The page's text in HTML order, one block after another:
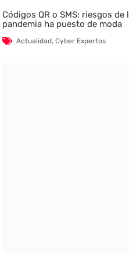
Códigos QR o SMS: riesgos
pandemia ha puesto de moda
Actualidad,Cyber Expertos